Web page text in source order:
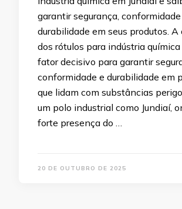
garantir segurança, conformidade
durabilidade em seus produtos. A
dos rótulos para indústria química
fator decisivo para garantir
conformidade e durabilidade em
que lidam com substâncias
um polo industrial como Jundiaí,
forte presença do …
20 DE OUTUBRO DE 2025